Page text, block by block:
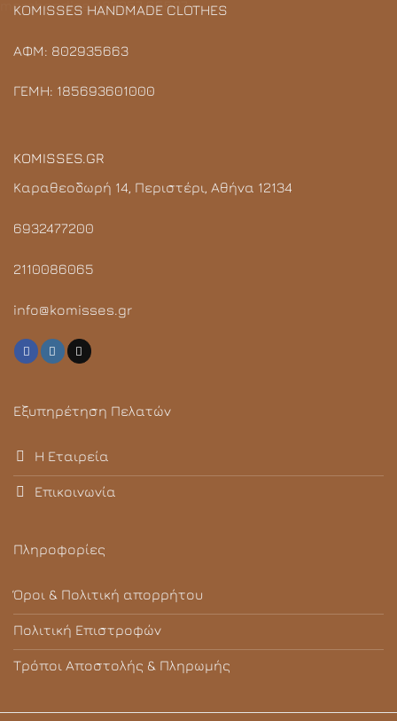
KOMISSES HANDMADE CLOTHES
ΑΦΜ: 802935663
ΓΕΜΗ: 185693601000
Εξυπηρέτηση Πελατών
Η Εταιρεία
Επικοινωνία
Πληροφορίες
Όροι & Πολιτική απορρήτου
Πολιτική Επιστροφών
Τρόποι Αποστολής & Πληρωμής
KOMISSES.GR
Καραθεοδωρή 14, Περιστέρι, Αθήνα 12134
6932477200
2110086065
info@komisses.gr